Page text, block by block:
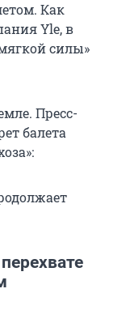
Как
Yle, в
силы»
Пресс-
балета